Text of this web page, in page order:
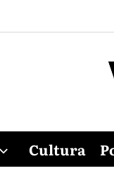
Cultura